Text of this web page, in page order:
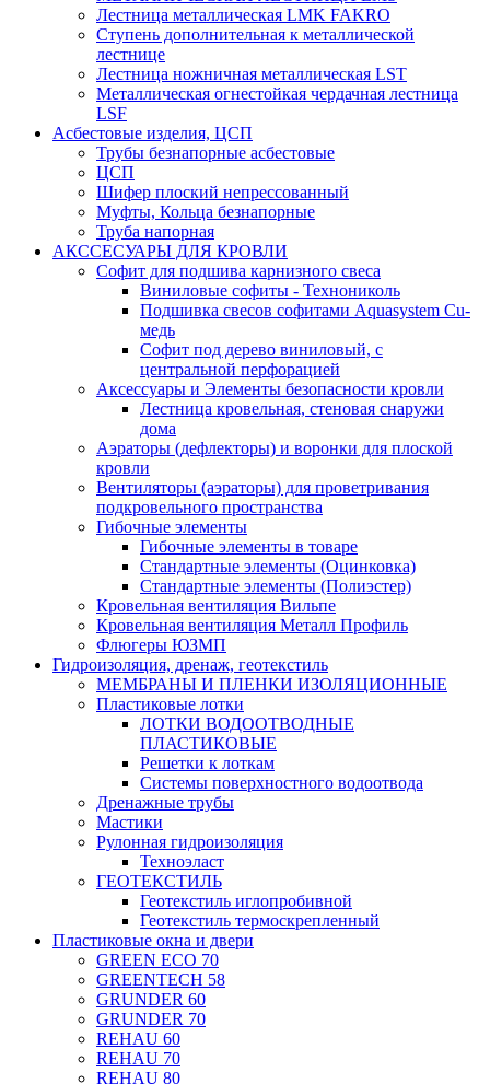
Лестница металлическая LMK FAKRO
Ступень дополнительная к металлической
лестнице
Лестница ножничная металлическая LST
Металлическая огнестойкая чердачная лестница
LSF
Асбестовые изделия, ЦСП
Трубы безнапорные асбестовые
ЦСП
Шифер плоский непрессованный
Муфты, Кольца безнапорные
Труба напорная
АКССЕСУАРЫ ДЛЯ КРОВЛИ
Софит для подшива карнизного свеса
Виниловые софиты - Технониколь
Подшивка свесов софитами Aquasystem Cu-
медь
Софит под дерево виниловый, с
центральной перфорацией
Аксессуары и Элементы безопасности кровли
Лестница кровельная, стеновая снаружи
дома
Аэраторы (дефлекторы) и воронки для плоской
кровли
Вентиляторы (аэраторы) для проветривания
подкровельного пространства
Гибочные элементы
Гибочные элементы в товаре
Стандартные элементы (Оцинковка)
Стандартные элементы (Полиэстер)
Кровельная вентиляция Вильпе
Кровельная вентиляция Металл Профиль
Флюгеры ЮЗМП
Гидроизоляция, дренаж, геотекстиль
МЕМБРАНЫ И ПЛЕНКИ ИЗОЛЯЦИОННЫЕ
Пластиковые лотки
ЛОТКИ ВОДООТВОДНЫЕ
ПЛАСТИКОВЫЕ
Решетки к лоткам
Системы поверхностного водоотвода
Дренажные трубы
Мастики
Рулонная гидроизоляция
Техноэласт
ГЕОТЕКСТИЛЬ
Геотекстиль иглопробивной
Геотекстиль термоскрепленный
Пластиковые окна и двери
GREEN ECO 70
GREENTECH 58
GRUNDER 60
GRUNDER 70
REHAU 60
REHAU 70
REHAU 80